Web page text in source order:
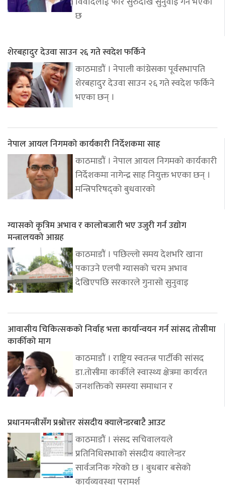
छ
शेरबहादुर देउवा साउन २६ गते स्वदेश फर्किने
काठमाडौं । नेपाली कांग्रेसका पूर्वसभापति
शेरबहादुर देउवा साउन २६ गते स्वदेश फर्किने
भएका छन् ।
नेपाल आयल निगमको कार्यकारी निर्देशकमा साह
काठमाडौं । नेपाल आयल निगमको कार्यकारी
निर्देशकमा नागेन्द्र साह नियुक्त भएका छन् ।
मन्त्रिपरिषद्को बुधवारको
ग्यासको कृत्रिम अभाव र कालोबजारी भए उजुरी गर्न उद्योग
मन्त्रालयको आग्रह
काठमाडौं । पछिल्लो समय देशभरि खाना
पकाउने एलपी ग्यासको चरम अभाव
देखिएपछि सरकारले गुनासो सुनुवाइ
आवासीय चिकित्सकको निर्वाह भत्ता कार्यान्वयन गर्न सांसद तोसीमा
कार्कीको माग
काठमाडौं । राष्ट्रिय स्वतन्त्र पार्टीकी सांसद
डा.तोसीमा कार्कीले स्वास्थ्य क्षेत्रमा कार्यरत
जनशक्तिको समस्या समाधान र
प्रधानमन्त्रीसँग प्रश्नोत्तर संसदीय क्यालेन्डरबाटै आउट
काठमाडौं । संसद सचिवालयले
प्रतिनिधिसभाको संसदीय क्यालेन्डर
सार्वजनिक गरेको छ । बुधबार बसेको
कार्यव्यवस्था परामर्श